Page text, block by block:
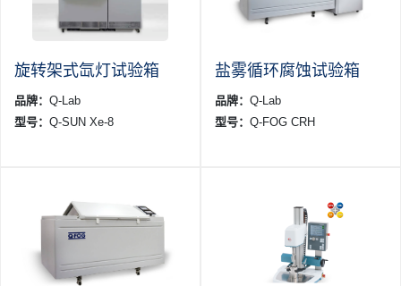
旋转架式氙灯试验箱
品牌： Q-Lab
型号： Q-SUN Xe-8
盐雾循环腐蚀试验箱
品牌： Q-Lab
型号： Q-FOG CRH